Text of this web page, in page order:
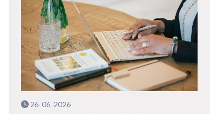
26-06-2026